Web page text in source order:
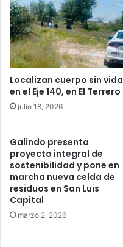
Localizan cuerpo sin vida
en el Eje 140, en El Terrero
julio 18, 2026
Galindo presenta
proyecto integral de
sostenibilidad y pone en
marcha nueva celda de
residuos en San Luis
Capital
marzo 2, 2026